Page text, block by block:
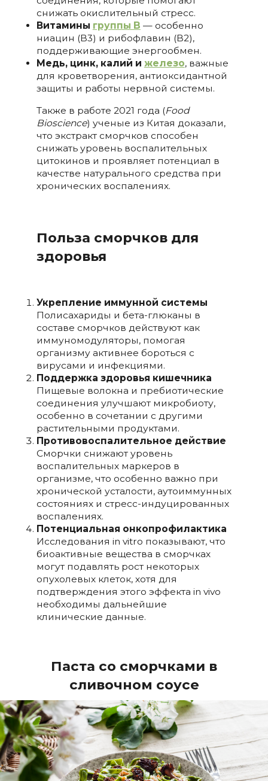
снижать окислительный стресс.
Витамины группы B — особенно
ниацин (B3) и рибофлавин (B2),
поддерживающие энергообмен.
Медь, цинк, калий и железо, важные
для кроветворения, антиоксидантной
защиты и работы нервной системы.
Также в работе 2021 года (Food
Bioscience) ученые из Китая доказали,
что экстракт сморчков способен
снижать уровень воспалительных
цитокинов и проявляет потенциал в
качестве натурального средства при
хронических воспалениях.
Польза сморчков для
здоровья
Укрепление иммунной системы
Полисахариды и бета-глюканы в
составе сморчков действуют как
иммуномодуляторы, помогая
организму активнее бороться с
вирусами и инфекциями.
Поддержка здоровья кишечника
Пищевые волокна и пребиотические
соединения улучшают микробиоту,
особенно в сочетании с другими
растительными продуктами.
Противовоспалительное действие
Сморчки снижают уровень
воспалительных маркеров в
организме, что особенно важно при
хронической усталости, аутоиммунных
состояниях и стресс-индуцированных
воспалениях.
Потенциальная онкопрофилактика
Исследования in vitro показывают, что
биоактивные вещества в сморчках
могут подавлять рост некоторых
опухолевых клеток, хотя для
подтверждения этого эффекта in vivo
необходимы дальнейшие
клинические данные.
Паста со сморчками в
сливочном соусе